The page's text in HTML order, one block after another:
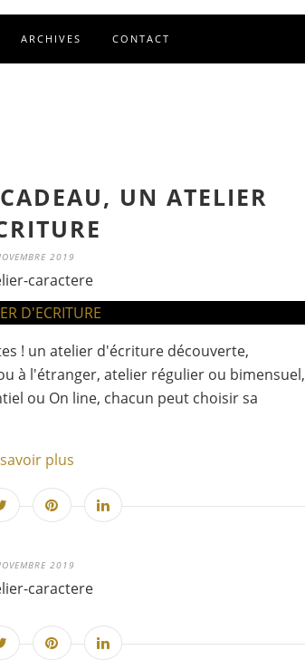
ARCHIVES CONTACT
UN ATELIER
2019
caractere
! un atelier d'écriture découverte,
à l'étranger, atelier régulier ou bimensuel,
ou On line, chacun peut choisir sa
plus
2019
caractere